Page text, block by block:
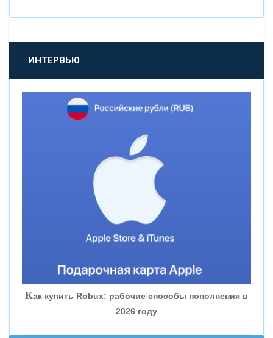
«БАНК САНКТ-ПЕТЕРБУРГ»
«ПРОМСВЯЗЬБАНК»
«НОВИКОМБАНК»
«ВНЕШПРОМБАНК»
«БАНК ГЛОБЭКС»
«СОВКОМБАНК»
ИНТЕРВЬЮ
Как купить Robux: рабочие способы пополнения в
2026 году